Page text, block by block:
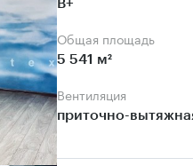
B+
Общая площадь
5 541 м²
Вентиляция
приточно-